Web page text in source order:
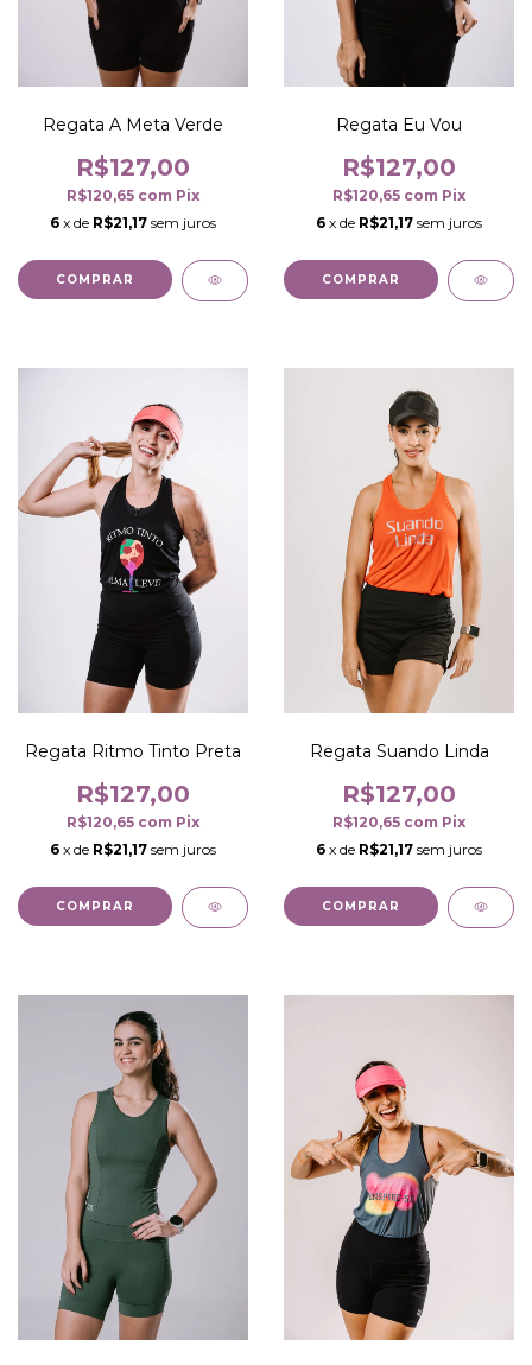
Regata A Meta Verde
R$127,00
R$120,65 com Pix
6 x de R$21,17 sem juros
COMPRAR
Regata Eu Vou
R$127,00
R$120,65 com Pix
6 x de R$21,17 sem juros
COMPRAR
Regata Ritmo Tinto Preta
R$127,00
R$120,65 com Pix
6 x de R$21,17 sem juros
COMPRAR
Regata Suando Linda
R$127,00
R$120,65 com Pix
6 x de R$21,17 sem juros
COMPRAR